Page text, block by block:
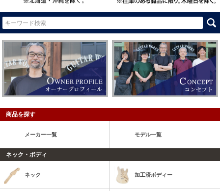
商品を探す
メーカー一覧 モデル一覧
ネック・ボディ
ネック 加工済ボディー